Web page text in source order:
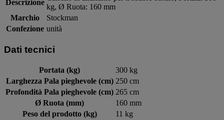
Descrizione
kg, Ø Ruota: 160 mm
Marchio
Stockman
Confezione unità
Dati tecnici
Portata (kg)
300 kg
Larghezza Pala pieghevole (cm) 250 cm
Profondità Pala pieghevole (cm) 265 cm
Ø Ruota (mm)
160 mm
Peso del prodotto (kg)
11 kg